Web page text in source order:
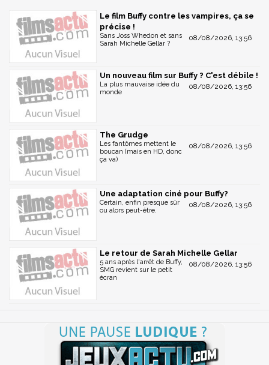
Le film Buffy contre les vampires, ça se
précise !
08/08/2026, 13:56
Sans Joss Whedon et sans
Sarah Michelle Gellar ?
Un nouveau film sur Buffy ? C'est débile !
08/08/2026, 13:56
La plus mauvaise idée du
monde
The Grudge
08/08/2026, 13:56
Les fantômes mettent le
boucan (mais en HD, donc
ça va)
Une adaptation ciné pour Buffy?
08/08/2026, 13:56
Certain, enfin presque sûr
ou alors peut-être.
Le retour de Sarah Michelle Gellar
08/08/2026, 13:56
5 ans après l'arrêt de Buffy,
SMG revient sur le petit
écran